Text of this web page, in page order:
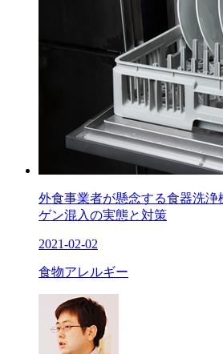
外食事業者が懸念する食器洗
ゲン混入の実態と対策
2021-02-02
食物アレルギー